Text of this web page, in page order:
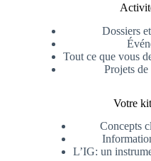
Dossiers
Tout ce que vous
Projets
Votre
Concepts
L’IG: un